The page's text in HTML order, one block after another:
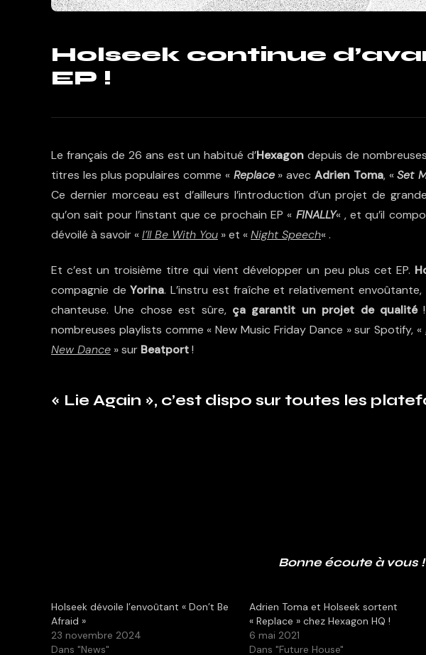
Holseek continue
EP !
Le français de 26 ans est un habitué d’Hexagon depuis de
titres les plus populaires comme « Replace» avec Adrien Toma, «Set
Ce dernier morceau est d’ailleurs l’introduction d’un projet de
qu’on sait pour l’instant que ce prochain EP « FINALLY« , et qu’il
dévoilé à savoir «I’ll Be With You » et «Night Speech« .
Et c’est un troisième titre qui vient développer un peu plus cet EP.
compagnie deYorina. L’instru est fraîche et relativement
chanteuse. Une chose est sûre, ça garantit un projet de qualité!
nombreuses playlists comme « New Music Friday Dance » sur Spotify, «
New Dance » sur Beatport!
« Lie Again », c’est dispo sur toutes les
Bonne écoute à vous !
Holseek dévoile l’envoûtant « Don’t Be
Afraid »
23 novembre 2024
Dans "News"
Adrien Toma et Holseek sortent
« Replace » chez Hexagon HQ !
6 mai 2021
Dans "Future House"